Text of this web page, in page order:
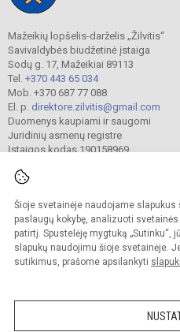
Šioje svetainėje naudojame
paslaugų kokybę, analizuoti
patirtį. Spustelėję mygtuką
slapukų naudojimu šioje svetainėje.
sutikimus, prašome apsilankyti
Mažeikių lopšelis-darželis „Žilvitis“
Savivaldybės biudžetinė įstaiga
Sodų g. 17, Mažeikiai 89113
Tel. +370 443 65 034
Mob. +370 687 77 088
El. p. direktore.zilvitis@gmail.com
Duomenys kaupiami ir saugomi
Juridinių asmenų registre
Įstaigos kodas 190158969
© 2024. Mažeikių lopšelis-
Kopijuoti turinį be raštiško įstaigos
Prieinamumo paraiška
Sumanus būdas atnaujinti